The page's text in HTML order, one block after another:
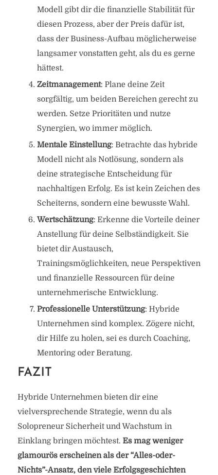
Modell gibt dir die finanzielle Stabilität für
diesen Prozess, aber der Preis dafür ist,
dass der Business-Aufbau möglicherweise
langsamer vonstatten geht, als du es gerne
hättest.
Zeitmanagement: Plane deine Zeit
sorgfältig, um beiden Bereichen gerecht zu
werden. Setze Prioritäten und nutze
Synergien, wo immer möglich.
Mentale Einstellung: Betrachte das hybride
Modell nicht als Notlösung, sondern als
deine strategische Entscheidung für
nachhaltigen Erfolg. Es ist kein Zeichen des
Scheiterns, sondern eine bewusste Wahl.
Wertschätzung: Erkenne die Vorteile deiner
Anstellung für deine Selbständigkeit. Sie
bietet dir Austausch,
Trainingsmöglichkeiten, neue Perspektiven
und finanzielle Ressourcen für deine
unternehmerische Entwicklung.
Professionelle Unterstützung: Hybride
Unternehmen sind komplex. Zögere nicht,
dir Hilfe zu holen, sei es durch Coaching,
Mentoring oder Beratung.
FAZIT
Hybride Unternehmen bieten dir eine
vielversprechende Strategie, wenn du als
Solopreneur Sicherheit und Wachstum in
Einklang bringen möchtest. Es mag weniger
glamourös erscheinen als der “Alles-oder-
Nichts”-Ansatz, den viele Erfolgsgeschichten